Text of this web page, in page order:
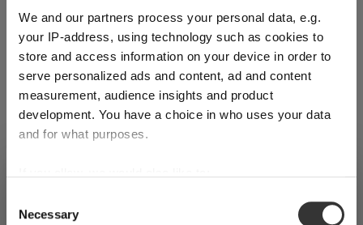
We and our partners process your personal data, e.g.
your IP-address, using technology such as cookies to
store and access information on your device in order to
serve personalized ads and content, ad and content
measurement, audience insights and product
development. You have a choice in who uses your data
and for what purposes.
location which can be accurate to within several
Selection
Necessary
RIEDEL TUMBLER COLLECTION
Complete your set
Detected in